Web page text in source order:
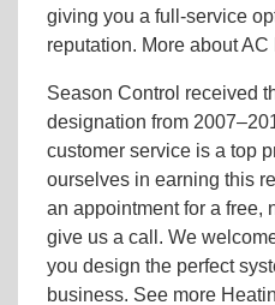
giving you a full-service
reputation. More about AC
Season Control received
designation from
customer service is a top
ourselves in earning this
an appointment for a free,
give us a call. We
you design the perfect
business. See more